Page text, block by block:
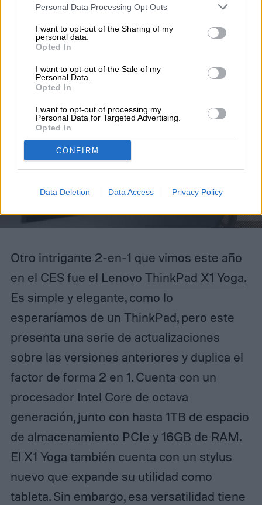
Personal Data Processing Opt Outs
I want to opt-out of the Sharing of my
personal data.
Opted In
I want to opt-out of the Sale of my
Personal Data.
Opted In
I want to opt-out of processing my
Personal Data for Targeted Advertising.
Opted In
CONFIRM
Data Deletion Data Access Privacy Policy
Lenovo ThinkPad X1 Yoga
Otro intrigante 2-en-1 que vimos este año
en el CES fue el Lenovo ThinkPad X1 Yoga.
Es simple y elegante, como lo
esperaríamos de un ThinkPad, pero este
presenta una serie de actualizaciones
sobre las versiones anteriores y duplica el
factor de forma 2 en 1. Cuenta con un
procesador Intel Core de octava
generación, junto con hasta 1TB de espacio
de almacenamiento PCIe y 16GB de RAM.
El X1 Yoga también cuenta con un stylus
nuevo que expande su utilidad como
tableta. Sin embargo, esa versatilidad tiene